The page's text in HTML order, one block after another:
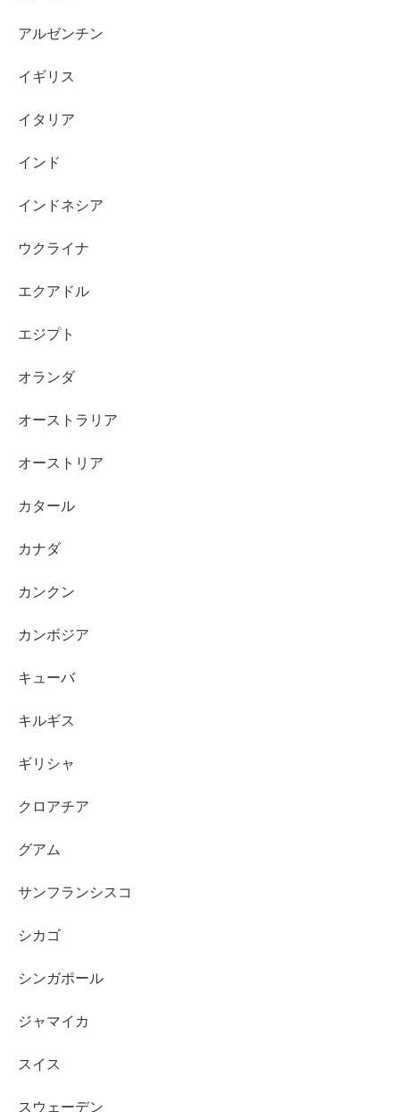
アルゼンチン
イギリス
イタリア
インド
インドネシア
ウクライナ
エクアドル
エジプト
オランダ
オーストラリア
オーストリア
カタール
カナダ
カンクン
カンボジア
キューバ
キルギス
ギリシャ
クロアチア
グアム
サンフランシスコ
シカゴ
シンガポール
ジャマイカ
スイス
スウェーデン